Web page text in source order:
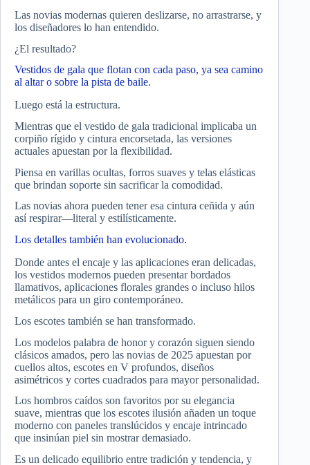
Las novias modernas quieren deslizarse, no arrastrarse, y
los diseñadores lo han entendido.
¿El resultado?
Vestidos de gala que flotan con cada paso, ya sea camino
al altar o sobre la pista de baile.
Luego está la estructura.
Mientras que el vestido de gala tradicional implicaba un
corpiño rígido y cintura encorsetada, las versiones
actuales apuestan por la flexibilidad.
Piensa en varillas ocultas, forros suaves y telas elásticas
que brindan soporte sin sacrificar la comodidad.
Las novias ahora pueden tener esa cintura ceñida y aún
así respirar—literal y estilísticamente.
Los detalles también han evolucionado.
Donde antes el encaje y las aplicaciones eran delicadas,
los vestidos modernos pueden presentar bordados
llamativos, aplicaciones florales grandes o incluso hilos
metálicos para un giro contemporáneo.
Los escotes también se han transformado.
Los modelos palabra de honor y corazón siguen siendo
clásicos amados, pero las novias de 2025 apuestan por
cuellos altos, escotes en V profundos, diseños
asimétricos y cortes cuadrados para mayor personalidad.
Los hombros caídos son favoritos por su elegancia
suave, mientras que los escotes ilusión añaden un toque
moderno con paneles translúcidos y encaje intrincado
que insinúan piel sin mostrar demasiado.
Es un delicado equilibrio entre tradición y tendencia, y